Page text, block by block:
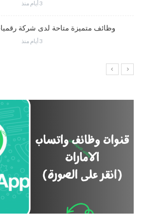
3 أيام منذ
وظائف متميزة متاحة لدى شركة
3 أيام منذ